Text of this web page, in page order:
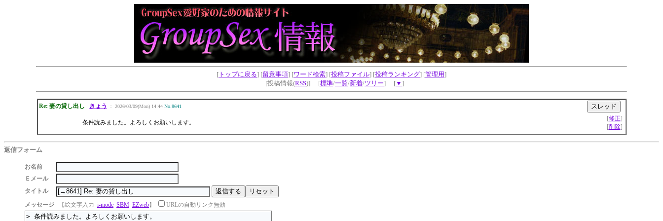
[ トップに戻る] [留意事項] [ワード検索] [投稿ファイル] [投稿ランキング] [管理用]
[投稿情報(RSS)] [標準/一覧/新着/ツリー] [▼ ]
Re: 妻の貸し出し きょう ： 2026/03/09(Mon) 14:44 No.8641
条件読みました。よろしくお願いします。
[修正]
[削除]
返信フォーム
お名前
Ｅメール
タイトル
メッセージ
【絵文字入力 i-mode SBM EZweb】 URLの自動リンク無効